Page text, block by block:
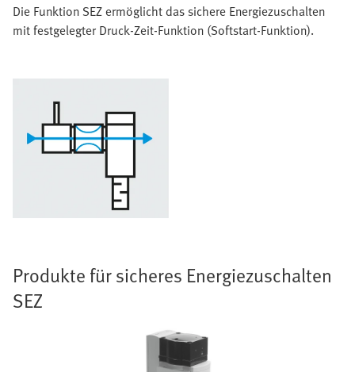
Die Funktion SEZ ermöglicht das sichere Energiezuschalten
mit festgelegter Druck-Zeit-Funktion (Softstart-Funktion).
Produkte für sicheres Energiezuschalten
SEZ